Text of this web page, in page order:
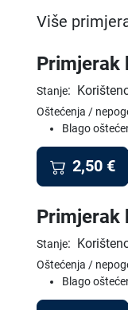
Više
Primjerak
Stanje:
Oštećenja /
Blago
2,50 €
Primjerak
Stanje:
Oštećenja /
Blago